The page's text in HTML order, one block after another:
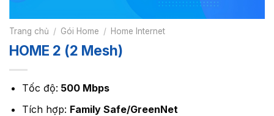
Trang chủ / Gói Home / Home Internet
HOME 2 (2 Mesh)
Tốc độ: 500 Mbps
Tích hợp: Family Safe/GreenNet